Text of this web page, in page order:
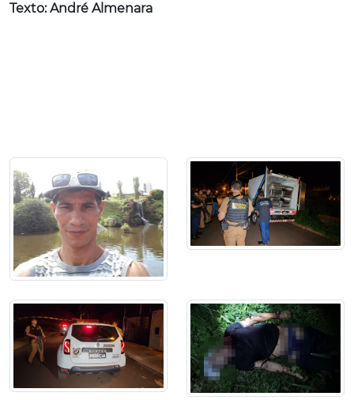
Texto: André Almenara